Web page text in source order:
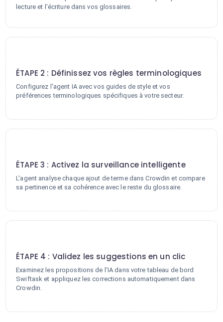
lecture et l'écriture dans vos glossaires.
ÉTAPE 2 : Définissez vos règles terminologiques
Configurez l'agent IA avec vos guides de style et vos
préférences terminologiques spécifiques à votre secteur.
ÉTAPE 3 : Activez la surveillance intelligente
L'agent analyse chaque ajout de terme dans Crowdin et compare
sa pertinence et sa cohérence avec le reste du glossaire.
ÉTAPE 4 : Validez les suggestions en un clic
Examinez les propositions de l'IA dans votre tableau de bord
Swiftask et appliquez les corrections automatiquement dans
Crowdin.